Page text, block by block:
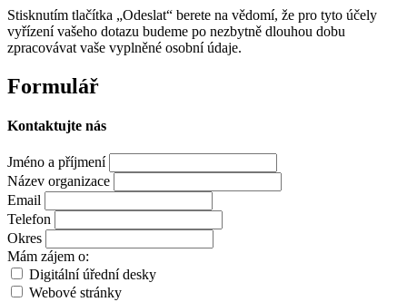
Stisknutím tlačítka „Odeslat“ berete na vědomí, že pro tyto účely
vyřízení vašeho dotazu budeme po nezbytně dlouhou dobu
zpracovávat vaše vyplněné osobní údaje.
Formulář
Kontaktujte nás
Jméno a příjmení
Název organizace
Email
Telefon
Okres
Mám zájem o:
Digitální úřední desky
Webové stránky